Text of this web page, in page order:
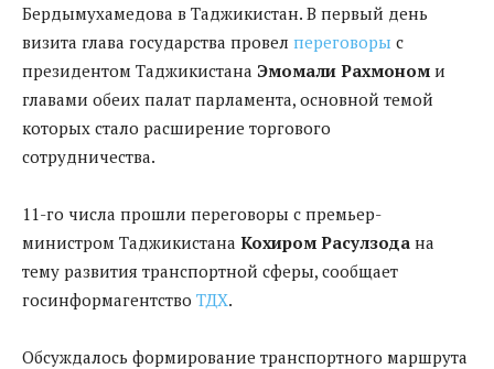
Бердымухамедова в Таджикистан. В первый день
визита глава государства провел переговоры с
президентом Таджикистана Эмомали Рахмоном и
главами обеих палат парламента, основной темой
которых стало расширение торгового
сотрудничества.
11-го числа прошли переговоры с премьер-
министром Таджикистана Кохиром Расулзода на
тему развития транспортной сферы, сообщает
госинформагентство ТДХ.
Обсуждалось формирование транспортного маршрута